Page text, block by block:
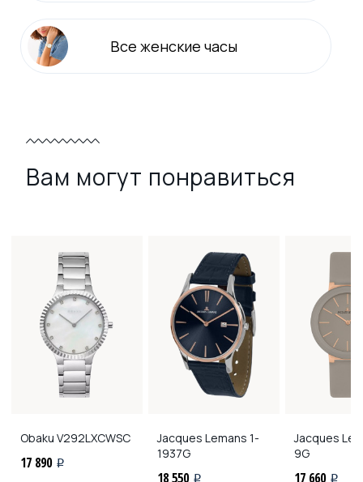
Все женские часы
Вам могут понравиться
Obaku V292LXCWSC
17 890 i
Jacques Lemans 1-
1937G
18 550 i
Jacques
9G
17 660 i